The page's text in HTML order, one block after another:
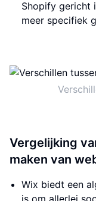
Shopify gericht
meer specifiek
Vergelijking
maken van
Wix biedt een
is om allerlei